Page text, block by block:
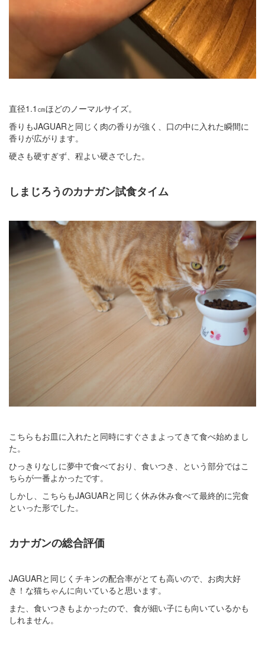
直径1.1㎝ほどのノーマルサイズ。
香りもJAGUARと同じく肉の香りが強く、口の中に入れた瞬間に
香りが広がります。
硬さも硬すぎず、程よい硬さでした。
しまじろうのカナガン試食タイム
こちらもお皿に入れたと同時にすぐさまよってきて食べ始めまし
た。
ひっきりなしに夢中で食べており、食いつき、という部分ではこ
ちらが一番よかったです。
しかし、こちらもJAGUARと同じく休み休み食べて最終的に完食
といった形でした。
カナガンの総合評価
JAGUARと同じくチキンの配合率がとても高いので、お肉大好
き！な猫ちゃんに向いていると思います。
また、食いつきもよかったので、食が細い子にも向いているかも
しれません。